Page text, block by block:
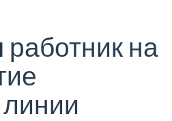
работник на